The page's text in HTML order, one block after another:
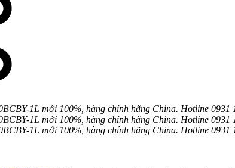
1L mới 100%, hàng chính hãng China. Hotline 0931
1L mới 100%, hàng chính hãng China. Hotline 0931
1L mới 100%, hàng chính hãng China. Hotline 0931